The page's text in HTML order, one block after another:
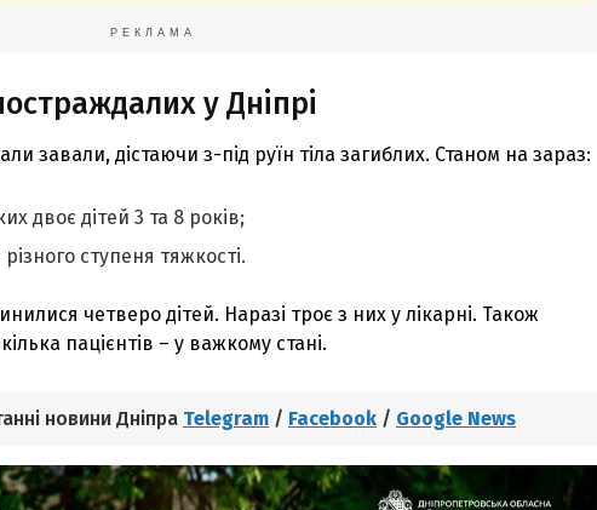
РЕКЛАМА
у Дніпрі
завали, дістаючи з-під руїн тіла загиблих. Станом на зараз:
двоє дітей 3 та 8 років;
ступеня тяжкості.
четверо дітей. Наразі троє з них у лікарні. Також
пацієнтів – у важкому стані.
новини Дніпра Telegram / Facebook / Google News